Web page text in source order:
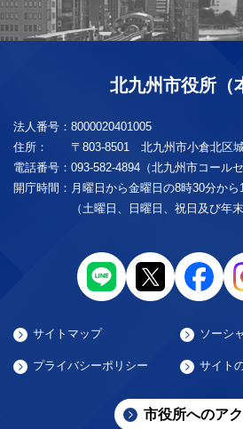
北九州市役所（
法人番号： 8000020401005
住所：
〒803-8501 北九州市小倉北区
電話番号： 093-582-4894（北九州市コールセ
開庁時間： 月曜日から金曜日の8時30分か
（土曜日、日曜日、祝日及び年
サイトマップ ソーシ
プライバシーポリシー サイト
市役所へのア